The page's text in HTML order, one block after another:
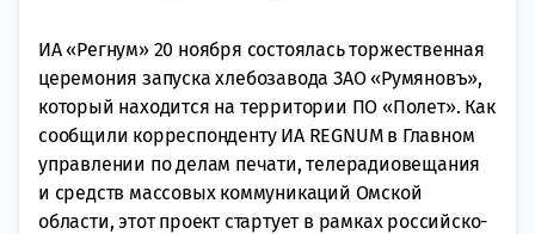
ИА «Регнум» 20 ноября состоялась торжественная
церемония запуска хлебозавода ЗАО «Румяновъ»,
который находится на территории ПО «Полет». Как
сообщили корреспонденту ИА REGNUM в Главном
управлении по делам печати, телерадиовещания
и средств массовых коммуникаций Омской
области, этот проект стартует в рамках российско-